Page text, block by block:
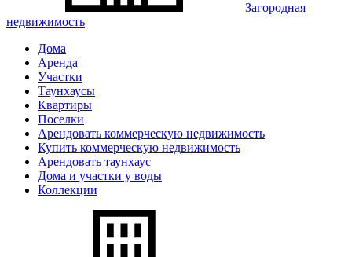
Загородная
недвижимость
Дома
Аренда
Участки
Таунхаусы
Квартиры
Поселки
Арендовать коммерческую недвижимость
Купить коммерческую недвижимость
Арендовать таунхаус
Дома и участки у воды
Коллекции